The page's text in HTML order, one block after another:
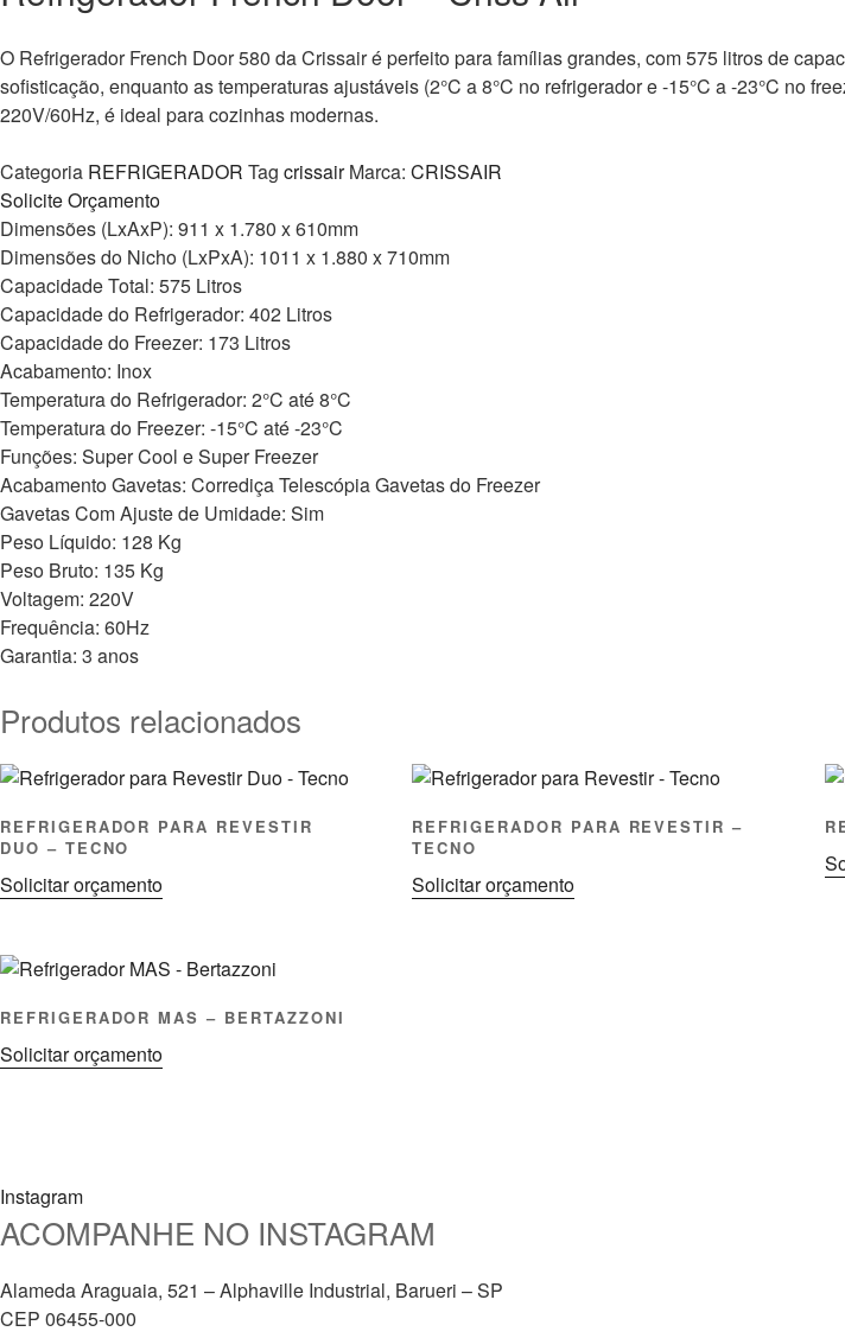
O Refrigerador French Door 580 da Crissair é perfeito para famílias grandes, com 575 litros de
sofisticação, enquanto as temperaturas ajustáveis (2°C a 8°C no refrigerador e -15°C a -23°C no
220V/60Hz, é ideal para cozinhas modernas.
Categoria REFRIGERADOR Tag crissair Marca: CRISSAIR
Solicite Orçamento
Dimensões (LxAxP): 911 x 1.780 x 610mm
Dimensões do Nicho (LxPxA): 1011 x 1.880 x 710mm
Capacidade Total: 575 Litros
Capacidade do Refrigerador: 402 Litros
Capacidade do Freezer: 173 Litros
Acabamento: Inox
Temperatura do Refrigerador: 2°C até 8°C
Temperatura do Freezer: -15°C até -23°C
Funções: Super Cool e Super Freezer
Acabamento Gavetas: Corrediça Telescópia Gavetas do Freezer
Gavetas Com Ajuste de Umidade: Sim
Peso Líquido: 128 Kg
Peso Bruto: 135 Kg
Voltagem: 220V
Frequência: 60Hz
Garantia: 3 anos
Produtos relacionados
REFRIGERADOR PARA REVESTIR
DUO – TECNO
Solicitar orçamento
REFRIGERADOR PARA REVESTIR –
TECNO
Solicitar orçamento
REFRIGERADOR MAS – BERTAZZONI
Solicitar orçamento
Instagram
ACOMPANHE NO INSTAGRAM
Alameda Araguaia, 521 – Alphaville Industrial, Barueri – SP
CEP 06455-000